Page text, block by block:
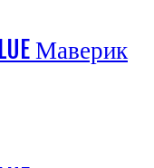
Маверик